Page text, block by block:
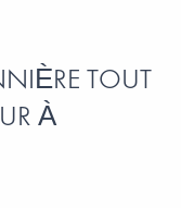
TOUT
À